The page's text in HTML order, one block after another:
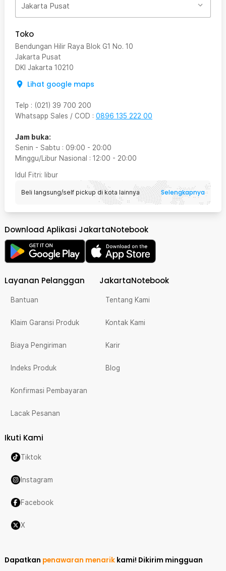
Jakarta Pusat
Toko
Bendungan Hilir Raya Blok G1 No. 10
Jakarta Pusat
DKI Jakarta 10210
Lihat google maps
Telp : (021) 39 700 200
Whatsapp Sales / COD : 0896 135 222 00
Jam buka:
Senin - Sabtu : 09:00 - 20:00
Minggu/Libur Nasional : 12:00 - 20:00
Idul Fitri: libur
Beli langsung/self pickup di kota lainnya Selengkapnya
Download Aplikasi JakartaNotebook
Layanan Pelanggan
Bantuan
Klaim Garansi Produk
Biaya Pengiriman
Indeks Produk
Konfirmasi Pembayaran
Lacak Pesanan
JakartaNotebook
Tentang Kami
Kontak Kami
Karir
Blog
Ikuti Kami
Tiktok
Instagram
Facebook
X
Dapatkan penawaran menarik kami! Dikirim mingguan